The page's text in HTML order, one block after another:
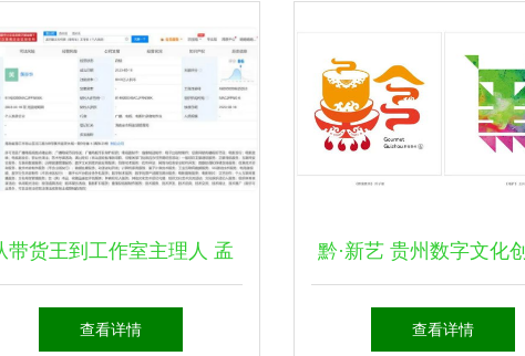
带货王到工作室主理人 孟
童“四百萬”标签背后竟藏更
查看详情
黔·新艺 贵州数字文化
容的应用服务探索
查看详情